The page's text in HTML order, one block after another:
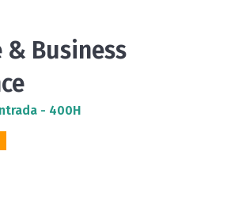
& Business
- 400H